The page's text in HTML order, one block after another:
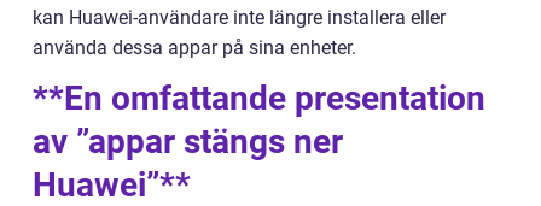
kan Huawei-användare inte längre installera eller
använda dessa appar på sina enheter.
**En omfattande presentation
av ”appar stängs ner
Huawei”**